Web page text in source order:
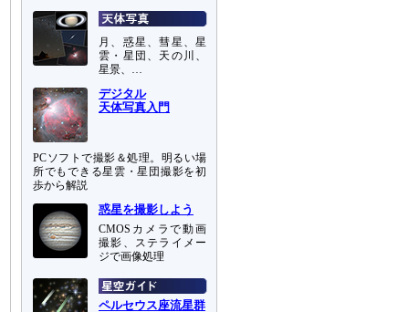
月、惑星、彗星、星
雲・星団、天の川、
星景、…
デジタル
天体写真入門
PCソフトで撮影＆処理。明るい場
所でもできる星雲・星団撮影を初
歩から解説
惑星を撮影しよう
CMOSカメラで動画
撮影、ステライメー
ジで画像処理
ペルセウス座流星群